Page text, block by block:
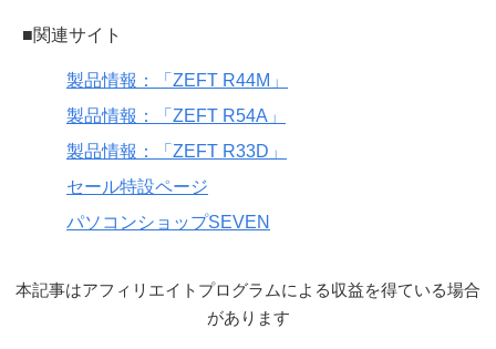
■関連サイト
製品情報：「ZEFT R44M」
製品情報：「ZEFT R54A」
製品情報：「ZEFT R33D」
セール特設ページ
パソコンショップSEVEN
本記事はアフィリエイトプログラムによる収益を得ている場合
があります